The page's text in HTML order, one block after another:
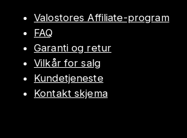
Valostores Affiliate-program
FAQ
Garanti og retur
Vilkår for salg
Kundetjeneste
Kontakt skjema